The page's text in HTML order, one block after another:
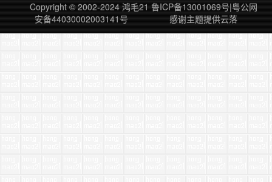
Copyright © 2002-2024 鸿毛21 鲁ICP备13001069号|粤公网
安备44030002003141号
感谢主题提供云落